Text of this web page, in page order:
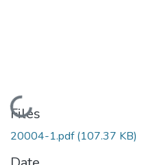
Loading...
Files
20004-1.pdf(107.37 KB)